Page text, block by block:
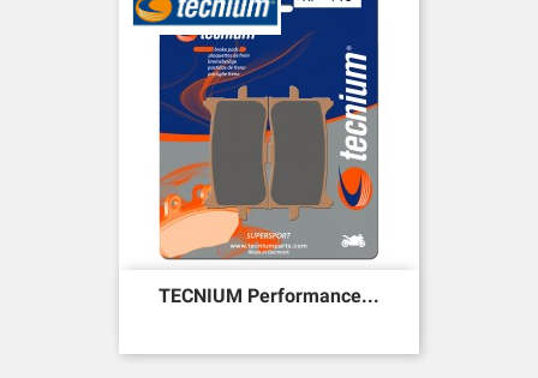
TECNIUM Performance...